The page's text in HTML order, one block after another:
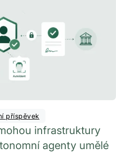
příspěvek
infrastruktury
agenty umělé